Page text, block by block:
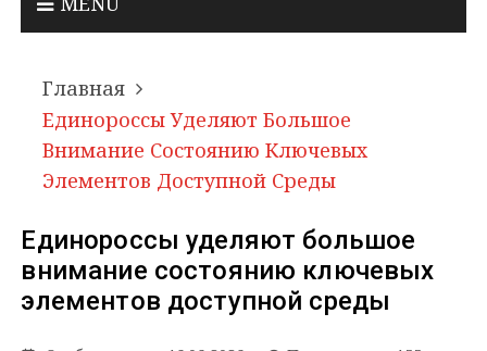
Главная
Единороссы Уделяют Большое
Внимание Состоянию Ключевых
Элементов Доступной Среды
Единороссы уделяют большое
внимание состоянию ключевых
элементов доступной среды